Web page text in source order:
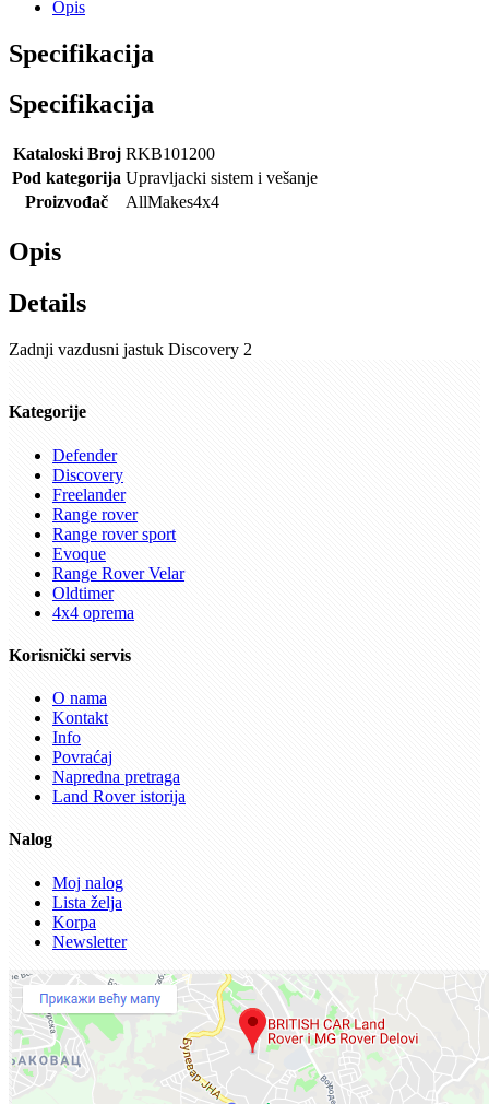
Opis
Specifikacija
Specifikacija
Kataloski Broj RKB101200
Pod kategorija Upravljacki sistem i vešanje
Proizvođač
AllMakes4x4
Opis
Details
Zadnji vazdusni jastuk Discovery 2
Kategorije
Defender
Discovery
Freelander
Range rover
Range rover sport
Evoque
Range Rover Velar
Oldtimer
4x4 oprema
Korisnički servis
O nama
Kontakt
Info
Povraćaj
Napredna pretraga
Land Rover istorija
Nalog
Moj nalog
Lista želja
Korpa
Newsletter